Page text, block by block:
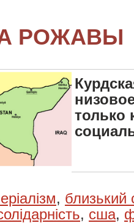
РОЖАВЫ
только
, близький
, сша,